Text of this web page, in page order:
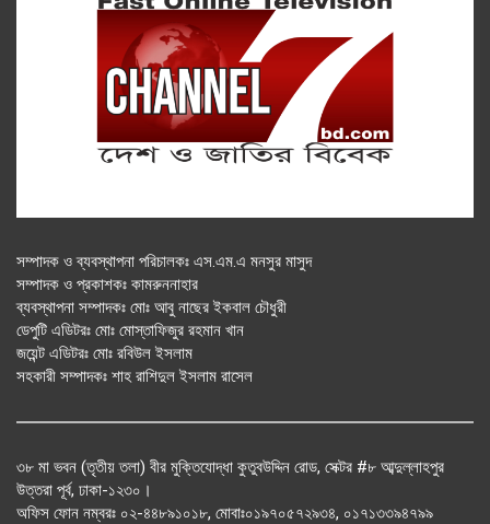
সম্পাদক ও ব্যবস্থাপনা পরিচালকঃ এস.এম.এ মনসুর মাসুদ
সম্পাদক ও প্রকাশকঃ কামরুননাহার
ব্যবস্থাপনা সম্পাদকঃ মোঃ আবু নাছের ইকবাল চৌধুরী
ডেপুটি এডিটরঃ মোঃ মোস্তাফিজুর রহমান খান
জয়েন্ট এডিটরঃ মোঃ রবিউল ইসলাম
সহকারী সম্পাদকঃ শাহ রাশিদুল ইসলাম রাসেল
৩৮ মা ভবন (তৃতীয় তলা) বীর মুক্তিযোদ্ধা কুতুবউদ্দিন রোড, সেক্টর #৮ আব্দুল্লাহপুর
উত্তরা পূর্ব, ঢাকা-১২৩০।
অফিস ফোন নম্বরঃ ০২-৪৪৮৯১০১৮, মোবাঃ০১৯৭০৫৭২৯৩৪, ০১৭১৩৩৯৪৭৯৯